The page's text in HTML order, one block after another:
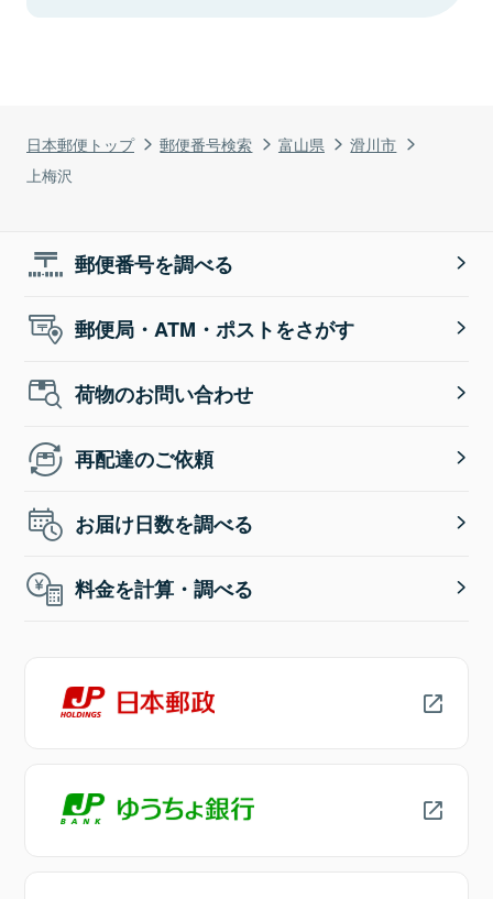
日本郵便トップ 郵便番号検索 富山県
滑川市
上梅沢
郵便番号を調べる
郵便局・ATM・ポストをさがす
荷物のお問い合わせ
再配達のご依頼
お届け日数を調べる
料金を計算・調べる